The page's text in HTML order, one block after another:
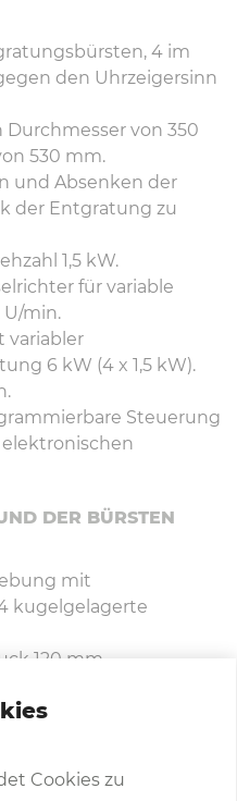
4 im
den Uhrzeigersinn
von 350
530 mm.
und Absenken der
der Entgratung zu
1,5 kW.
für variable
U/min.
variabler
6 kW (4 x 1,5 kW).
Steuerung
DER BÜRSTEN
mit
kugelgelagerte
120 mm
Cookies zu